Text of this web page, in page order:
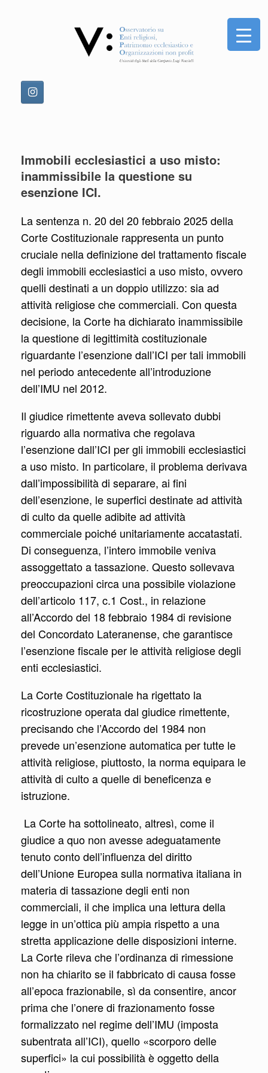
Immobili ecclesiastici a uso misto:
inammissibile la questione su
esenzione ICI.
La sentenza n. 20 del 20 febbraio 2025 della
Corte Costituzionale rappresenta un punto
cruciale nella definizione del trattamento fiscale
degli immobili ecclesiastici a uso misto, ovvero
quelli destinati a un doppio utilizzo: sia ad
attività religiose che commerciali. Con questa
decisione, la Corte ha dichiarato inammissibile
la questione di legittimità costituzionale
riguardante l’esenzione dall’ICI per tali immobili
nel periodo antecedente all’introduzione
dell’IMU nel 2012.
Il giudice rimettente aveva sollevato dubbi
riguardo alla normativa che regolava
l’esenzione dall’ICI per gli immobili ecclesiastici
a uso misto. In particolare, il problema derivava
dall’impossibilità di separare, ai fini
dell’esenzione, le superfici destinate ad attività
di culto da quelle adibite ad attività
commerciale poiché unitariamente accatastati.
Di conseguenza, l’intero immobile veniva
assoggettato a tassazione. Questo sollevava
preoccupazioni circa una possibile violazione
dell’articolo 117, c.1 Cost., in relazione
all’Accordo del 18 febbraio 1984 di revisione
del Concordato Lateranense, che garantisce
l’esenzione fiscale per le attività religiose degli
enti ecclesiastici.
La Corte Costituzionale ha rigettato la
ricostruzione operata dal giudice rimettente,
precisando che l’Accordo del 1984 non
prevede un’esenzione automatica per tutte le
attività religiose, piuttosto, la norma equipara le
attività di culto a quelle di beneficenza e
istruzione.
La Corte ha sottolineato, altresì, come il
giudice a quo non avesse adeguatamente
tenuto conto dell’influenza del diritto
dell’Unione Europea sulla normativa italiana in
materia di tassazione degli enti non
commerciali, il che implica una lettura della
legge in un’ottica più ampia rispetto a una
stretta applicazione delle disposizioni interne.
La Corte rileva che l’ordinanza di rimessione
non ha chiarito se il fabbricato di causa fosse
all’epoca frazionabile, sì da consentire, ancor
prima che l’onere di frazionamento fosse
formalizzato nel regime dell’IMU (imposta
subentrata all’ICI), quello «scorporo delle
superfici» la cui possibilità è oggetto della